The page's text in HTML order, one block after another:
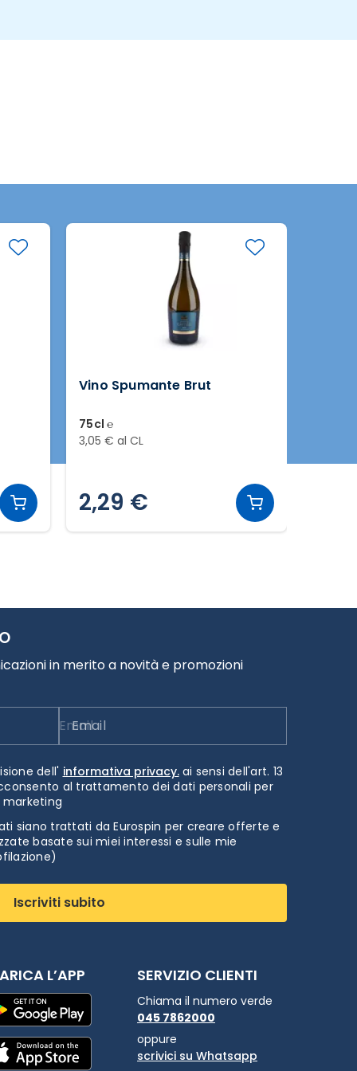
Vino Spumante Brut
75cl ℮
3,05 € al CL
2,29 €
in merito a novità e promozioni
Email
dell' informativa privacy.ai sensi dell'art. 13
al trattamento dei dati personali per
siano trattati da Eurospin per creare offerte e
basate sui miei interessi e sulle mie
Iscriviti subito
L’APP SERVIZIO CLIENTI
Chiama il numero verde
045 7862000
oppure
scrivici su Whatsapp